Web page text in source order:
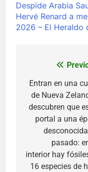
Despide Arabia
Hervé Renard a
2026 – El Heraldo
Navegación
de
entradas
Entran en una
de Nueva
descubren que
portal a una
pasado:
interior hay
16 especies de